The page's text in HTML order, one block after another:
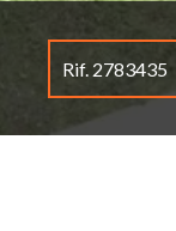
Rif. 2783435